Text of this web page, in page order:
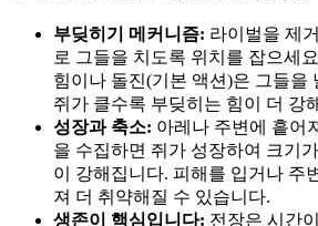
부딪히기 메커니즘: 라이벌을 제
로 그들을 치도록 위치를 잡으세
힘이나 돌진(기본 액션)은 그들을
쥐가 클수록 부딪히는 힘이 더 강
성장과 축소: 아레나 주변에 흩어
을 수집하면 쥐가 성장하여 크기
이 강해집니다. 피해를 입거나 주
져 더 취약해질 수 있습니다.
생존이 핵심입니다: 전장은 시간